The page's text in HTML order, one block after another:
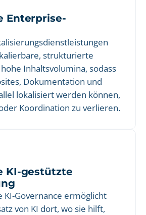
Enterprise-
strukturierte
Inhaltsvolumina, sodass
Dokumentation und
lokalisiert werden können,
Koordination zu verlieren.
KI-gestützte
KI-Governance ermöglicht
von KI dort, wo sie hilft,